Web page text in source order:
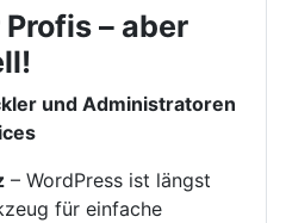
– aber
und Administratoren
– WordPress ist längst
für einfache